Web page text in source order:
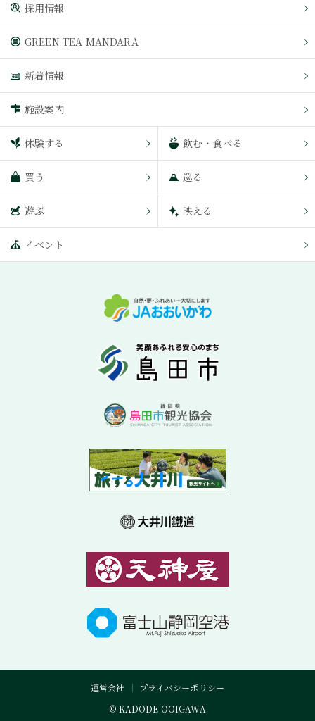
採用情報
GREEN TEA MANDARA
新着情報
施設案内
体験する 飲む・食べる
買う 巡る
遊ぶ 映える
イベント
運営会社
プライバシーポリシー
© KADODE OOIGAWA